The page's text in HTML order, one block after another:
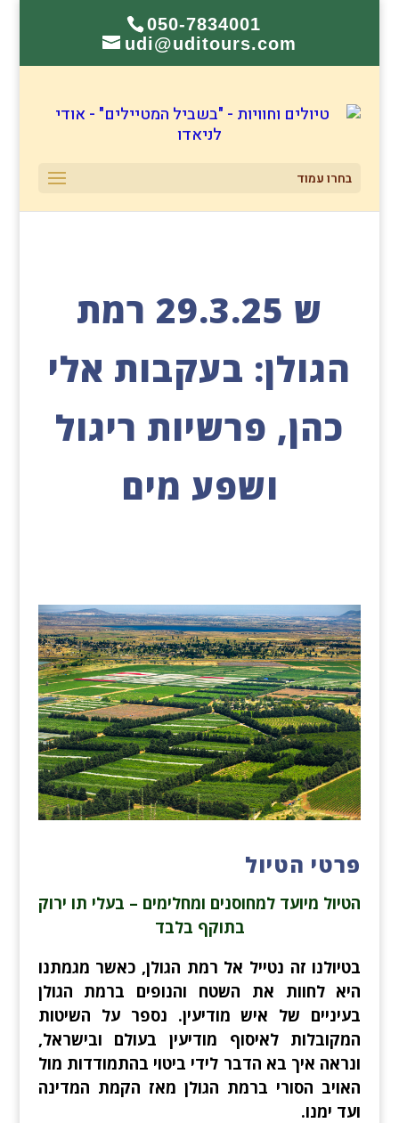
050-7834001
udi@uditours.com
בחרו עמוד
ש 29.3.25 רמת
הגולן: בעקבות אלי
כהן, פרשיות ריגול
ושפע מים
פרטי הטיול
הטיול מיועד למחוסנים ומחלימים – בעלי תו ירוק
בתוקף בלבד
בטיולנו זה נטייל אל רמת הגולן, כאשר מגמתנו
היא לחוות את השטח והנופים ברמת הגולן
בעיניים של איש מודיעין. נספר על השיטות
המקובלות לאיסוף מודיעין בעולם ובישראל,
ונראה איך בא הדבר לידי ביטוי בהתמודדות מול
האויב הסורי ברמת הגולן מאז הקמת המדינה
ועד ימנו.